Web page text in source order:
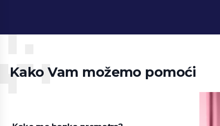
Kako Vam možemo pomoći